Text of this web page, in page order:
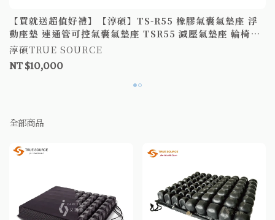
【買就送超值好禮】【淳碩】TS-R55 橡膠氣囊氣墊座 浮
動座墊 連通管可控氣囊氣墊座 TSR55 減壓氣墊座 輪椅坐
墊補助B款
淳碩TRUE SOURCE
NT $10,000
全部商品